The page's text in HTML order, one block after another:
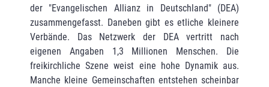
der "Evangelischen Allianz in Deutschland" (DEA)
zusammengefasst. Daneben gibt es etliche kleinere
Verbände. Das Netzwerk der DEA vertritt nach
eigenen Angaben 1,3 Millionen Menschen. Die
freikirchliche Szene weist eine hohe Dynamik aus.
Manche kleine Gemeinschaften entstehen scheinbar